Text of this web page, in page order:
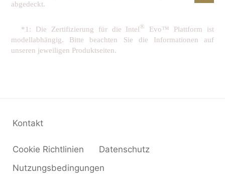
abgedeckt.
*1: Die Zertifizierung für die Intel®
Evo™ Plattform ist
modellabhängig. Bitte beachten Sie die Informationen auf
unseren jeweiligen Produktseiten.
Cookie Richtlinien
Datenschutz
Nutzungsbedingungen
Kontakt